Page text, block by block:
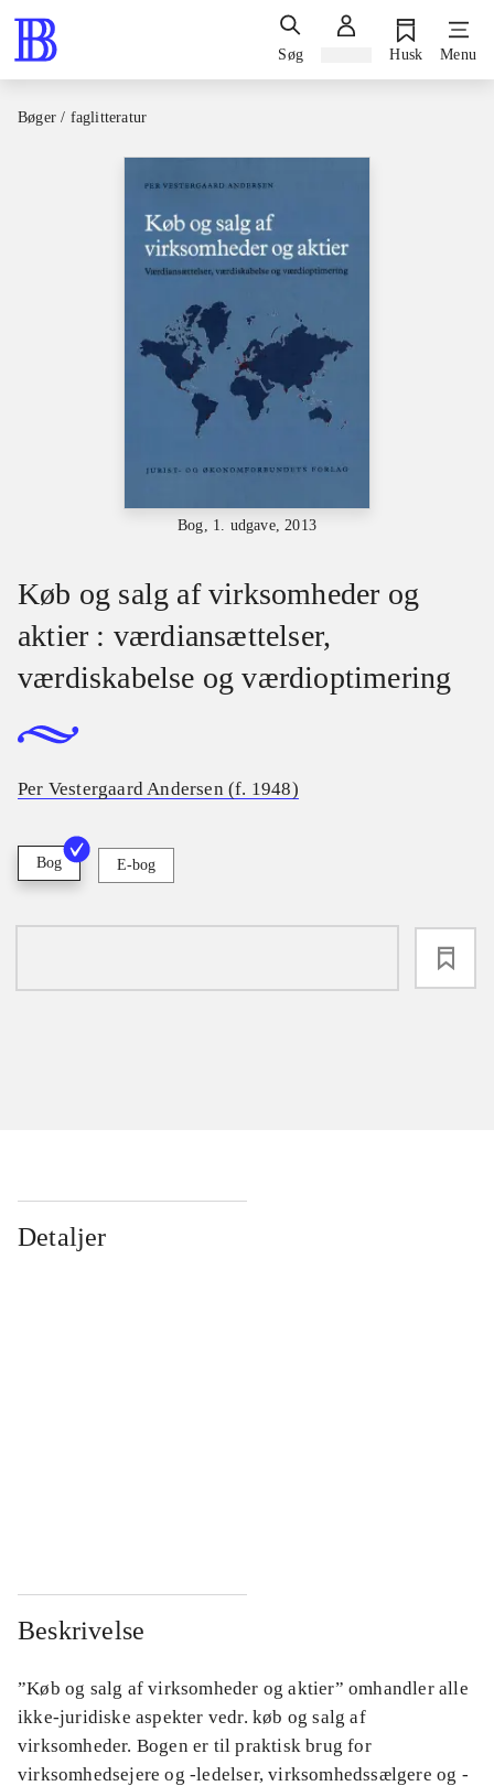
Søg Husk Menu
Bøger / faglitteratur
Bog, 1. udgave, 2013
Køb og salg af virksomheder og
aktier : værdiansættelser,
værdiskabelse og værdioptimering
Per Vestergaard Andersen (f. 1948)
Bog E-bog
Detaljer
Beskrivelse
”Køb og salg af virksomheder og aktier” omhandler alle
ikke-juridiske aspekter vedr. køb og salg af
virksomheder. Bogen er til praktisk brug for
virksomhedsejere og -ledelser, virksomhedssælgere og -